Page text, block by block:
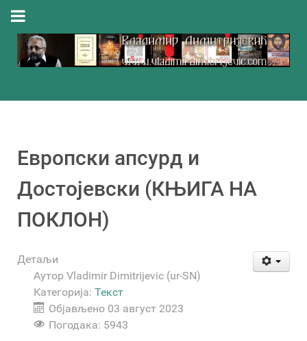
Eвропски апсурд и
Достојевски (КЊИГА НА
ПОКЛОН)
Детаљи
Аутор Vladimir Dimitrijevic (ur-SN)
Категорија: Текст
Објављено 03 август 2023
Погодака: 5943